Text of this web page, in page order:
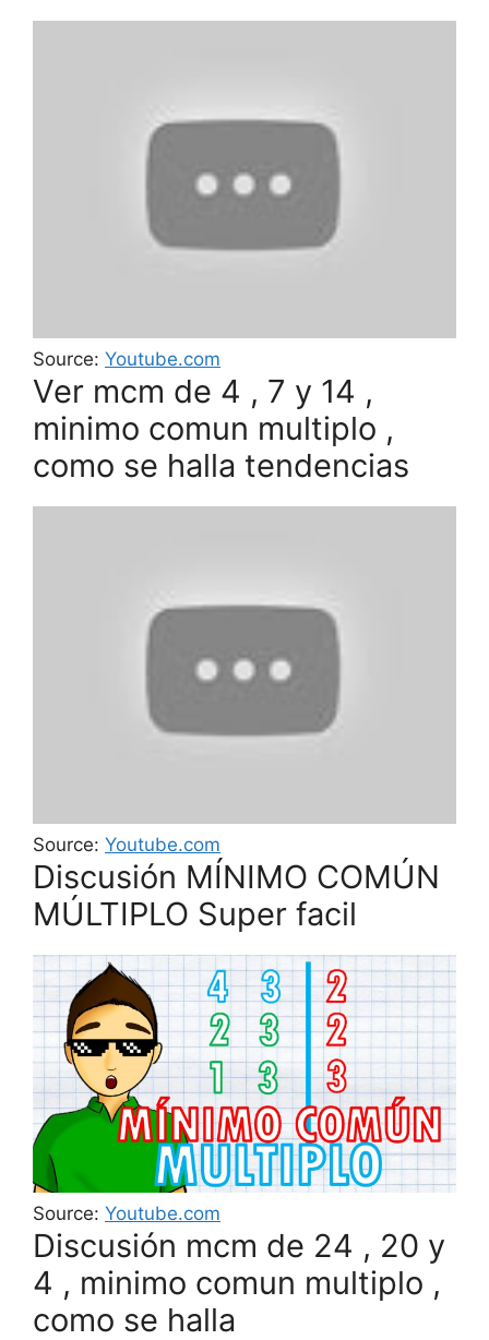
Source: Youtube.com
Ver mcm de 4 , 7 y 14 ,
minimo comun multiplo ,
como se halla tendencias
Source: Youtube.com
Discusión MÍNIMO COMÚN
MÚLTIPLO Super facil
Source: Youtube.com
Discusión mcm de 24 , 20 y
4 , minimo comun multiplo ,
como se halla